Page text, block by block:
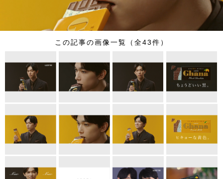
この記事の画像一覧（全43件）